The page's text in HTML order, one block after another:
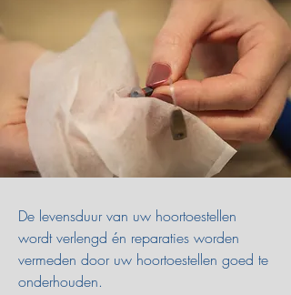
De levensduur van uw hoortoestellen
wordt verlengd én reparaties worden
vermeden door uw hoortoestellen goed te
onderhouden.